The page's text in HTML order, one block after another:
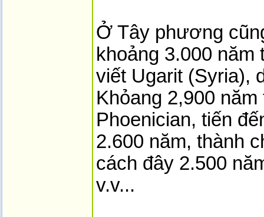
Ở Tây phương
khoảng 3.000
viết Ugarit (Syria),
Khỏang 2,900
Phoenician, tiến
2.600 năm, thành
cách đây 2.500
v.v...